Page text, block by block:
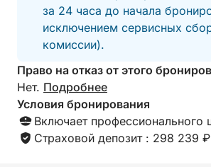
Не стесняйтесь обращаться к нам
сообщений Click&Boat для
дополнительной информации или
вашей поездки.
Мы с нетерпением ждем вас на
за 24 часа до начала
исключением сервисных
комиссии).
Право на отказ от этого
Нет. Подробнее
Условия бронирования
Включает профессионального
Страховой депозит : 298 239 ₽